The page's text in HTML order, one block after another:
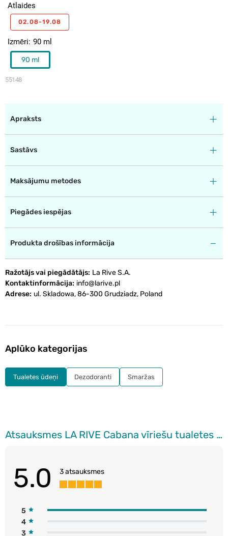
55148
Izmēri 90 ml
90 ml
Atlaides
02.08-19.08
Apraksts
Sastāvs
Maksājumu metodes
Piegādes iespējas
Produkta drošības informācija
Ražotājs vai piegādātājs La Rive S.A.
Kontaktinformācija info@larive.pl
Adrese ul. Skladowa, 86-300 Grudziadz, Poland
Atsauksmes LA RIVE Cabana vīriešu tualetes ūdens, 90ml
5.0 3 atsauksmes
5
4
3
Aplūko kategorijas
Tualetes ūdeņi Dezodoranti Smaržas